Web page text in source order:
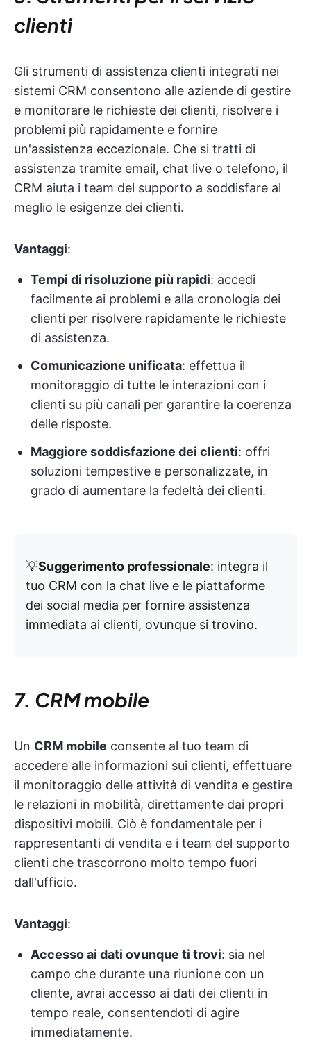
clienti
Gli strumenti di assistenza clienti integrati nei
sistemi CRM consentono alle aziende di gestire
e monitorare le richieste dei clienti, risolvere i
problemi più rapidamente e fornire
un'assistenza eccezionale. Che si tratti di
assistenza tramite email, chat live o telefono, il
CRM aiuta i team del supporto a soddisfare al
meglio le esigenze dei clienti.
Vantaggi:
Tempi di risoluzione più rapidi: accedi
facilmente ai problemi e alla cronologia dei
clienti per risolvere rapidamente le richieste
di assistenza.
Comunicazione unificata: effettua il
monitoraggio di tutte le interazioni con i
clienti su più canali per garantire la coerenza
delle risposte.
Maggiore soddisfazione dei clienti: offri
soluzioni tempestive e personalizzate, in
grado di aumentare la fedeltà dei clienti.
💡Suggerimento professionale: integra il
tuo CRM con la chat live e le piattaforme
dei social media per fornire assistenza
immediata ai clienti, ovunque si trovino.
7. CRM mobile
Un CRM mobile consente al tuo team di
accedere alle informazioni sui clienti, effettuare
il monitoraggio delle attività di vendita e gestire
le relazioni in mobilità, direttamente dai propri
dispositivi mobili. Ciò è fondamentale per i
rappresentanti di vendita e i team del supporto
clienti che trascorrono molto tempo fuori
dall'ufficio.
Vantaggi:
Accesso ai dati ovunque ti trovi: sia nel
campo che durante una riunione con un
cliente, avrai accesso ai dati dei clienti in
tempo reale, consentendoti di agire
immediatamente.